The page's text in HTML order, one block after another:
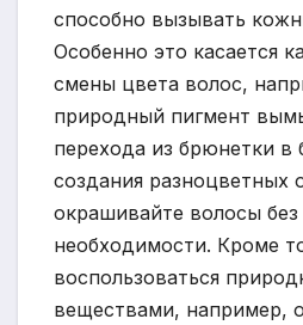
способно вызывать
Особенно это касается
смены цвета волос,
природный пигмент
перехода из брюнетки в
создания разноцветных
окрашивайте волосы
необходимости. Кроме
воспользоваться
веществами, например,